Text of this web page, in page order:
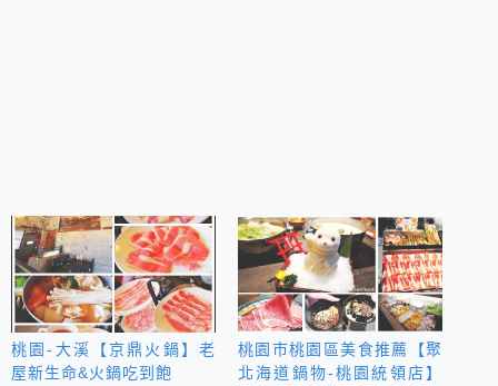
桃園-大溪【京鼎火鍋】老
屋新生命&火鍋吃到飽
桃園市桃園區美食推薦【聚
北海道鍋物-桃園統領店】